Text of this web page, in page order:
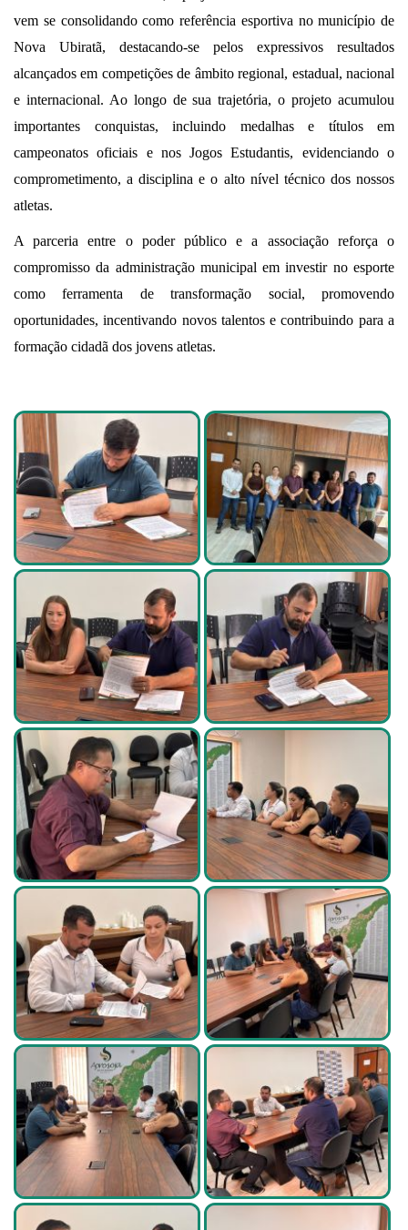
vem se consolidando como referência esportiva no município de
Nova Ubiratã, destacando-se pelos expressivos resultados
alcançados em competições de âmbito regional, estadual, nacional
e internacional. Ao longo de sua trajetória, o projeto acumulou
importantes conquistas, incluindo medalhas e títulos em
campeonatos oficiais e nos Jogos Estudantis, evidenciando o
comprometimento, a disciplina e o alto nível técnico dos nossos
atletas.
A parceria entre o poder público e a associação reforça o
compromisso da administração municipal em investir no esporte
como ferramenta de transformação social, promovendo
oportunidades, incentivando novos talentos e contribuindo para a
formação cidadã dos jovens atletas.